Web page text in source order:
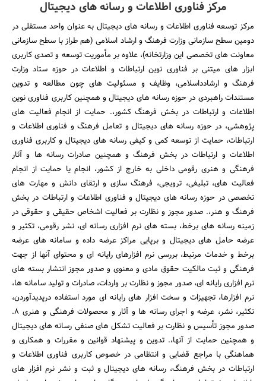
مرکز فناوری اطلاعات و رسانه های دیجیتال
مرکز توسعه فناوری اطلاعات و رسانه های دیجیتال به عنوان واحد مستقلی در
دومین سطح سازمانی وزارت فرهنگ و ارشاد اسلامی (هم طراز با سطح سازمانی
معاونت های تخصصی این وزارتخانه)، علاوه بر مأموریت توسعه و تصدی کاربری
ابزار های میتنی بر فناوری نوین ارتباطات و اطلاعات در حوزه ستاد وزارت
فرهنگ و ارشادداسلامی، وظایف و مسئولیت های چون مطالعه و تدوین
مستندات راهبردی در حوزه رسانه های دیجیتال و همچنین کاربری فناوری نوین
اطلاعات و ارتباطات در بخش فرهنگ کشور،. حمایت از انجام فعالیت های
پژوهشی، در حوزه رسانه های دیجیتال و تعامل فرهنگ و فناوری اطلاعات و
ارتباطات، حمایت از توسعه کمی و کیفی رسانه های دیجیتال و کاربری فناوری
اطلاعات و ارتباطات در بخش فرهنگ و همچنین صادرات رسانه ها و آثار
فرهنگی و هنری رقومی داخلی به خارج از کشور، انجام یا حمایت از انجام
فعالیت های، تبلیغی، ترویجی، فرهنگ سازی و ارتقای دانش و مهارت های
تخصصی در حوزه رسانه های دیجیتال و فناوری اطلاعات و ارتباطات در بخش
فرهنگ و هنر،. صدور مجوز و نظارت بر فعالیت اشخاص حقیقی و حقوقی در
زمینه رسانه های برخط، بسته های نرم افزاری رسانه ای، نشر رقومی، تکثیر و
عرضه حامل های دیجیتال و برپایی مراکز عرضه داده و سامانه های عرضه
برخط و خدمات مرتبط، بررسی نرم افزارهای رایانه ای و محتوای آنها از جهت
فرهنگی و ثبت مالکیت حقوق مادی و معنوی و صدور مجوز انتشار بسته های
نرم افزاری رایانه ای، صدور مجوز و نظارت بر واردات، صادرات و تولید سامانه ها،
نرم افزارها، تجهیزات و سخت افزار های رایانه ای مورد استفاده درپدیدآوردن،
تکثیر، نشر، عرضه و اجرای رسانه ها و آثار و محصولات فرهنگی و هنری 8.
صدور مجوز تأسیس و نظارت بر فعالیت تشکل های صنفی رسانه های دیجیتال
و همچنین حمایت از آنها،. تدوین و پیشنهاد قوانین و مقررات و همکاری و
هماهنگی با مراجع قضایی و انتظامی در خصوص کاربری فناوری اطلاعات و
ارتباطات در بخش فرهنگ، رسانه های دیجیتال و ثبت و نشر نرم افزار های